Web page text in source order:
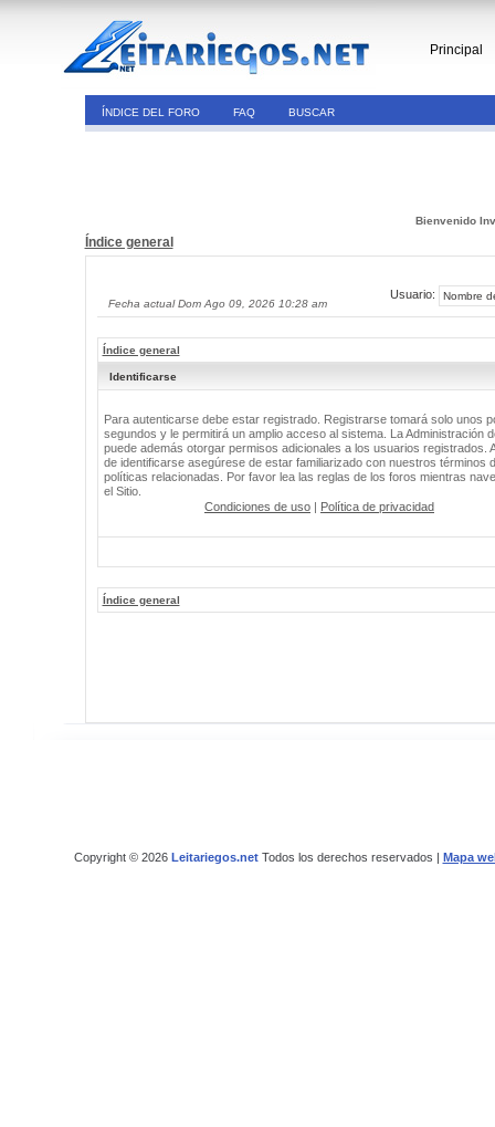
Principal
ÍNDICE DEL FORO FAQ BUSCAR
Bienvenido
Índice general
Fecha actual Dom Ago 09, 2026 10:28 am
Usuario:
Índice general
Identificarse
Para autenticarse debe estar registrado. Registrarse tomará solo unos
segundos y le permitirá un amplio acceso al sistema. La Administración
puede además otorgar permisos adicionales a los usuarios registrados.
de identificarse asegúrese de estar familiarizado con nuestros términos
políticas relacionadas. Por favor lea las reglas de los foros mientras
el Sitio.
Condiciones de uso | Política de privacidad
Índice general
Copyright © 2026 Leitariegos.netTodos los derechos reservados | Mapa